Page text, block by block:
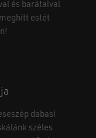
és barátaival
estét
dabasi
széles